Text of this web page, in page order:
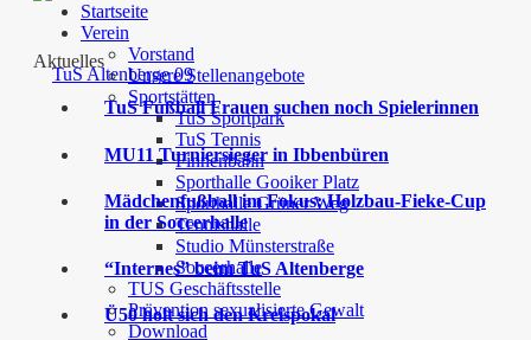
Startseite
Verein
Vorstand
Unsere Stellenangebote
Sportstätten
TuS Sportpark
TuS Tennis
Finnenbahn
Sporthalle Gooiker Platz
Sporthalle Grüner Weg
Tennishalle
Studio Münsterstraße
Soccerhalle
TUS Geschäftsstelle
Prävention sexualisierte Gewalt
Download
Aktuelles
TuS Fußball Frauen suchen noch Spielerinnen
MU11 Turniersieger in Ibbenbüren
Mädchenfußball im Fokus: Holzbau-Fieke-Cup
in der Soccerhalle
“Internes” beim TuS Altenberge
Ü50 holt sich den Kreispokal